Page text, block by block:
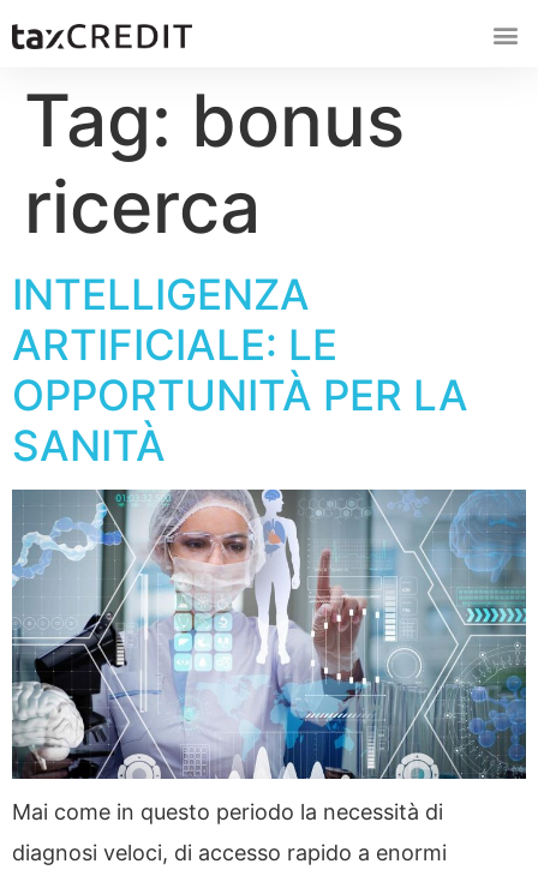
Tag: bonus
ricerca
INTELLIGENZA
ARTIFICIALE: LE
OPPORTUNITÀ PER LA
SANITÀ
Mai come in questo periodo la necessità di
diagnosi veloci, di accesso rapido a enormi